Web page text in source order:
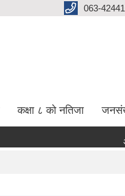
063-
कक्षा ८ को नतिजा